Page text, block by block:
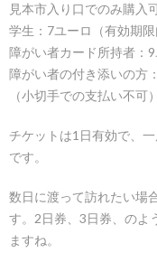
見本市入り口でのみ購入
学生：7ユーロ（有効期
障がい者カード所持者：
障がい者の付き添いの方
（小切手での支払い不可）
チケットは1日有効で、
です。
数日に渡って訪れたい場
す。2日券、3日券、のよ
ますね。